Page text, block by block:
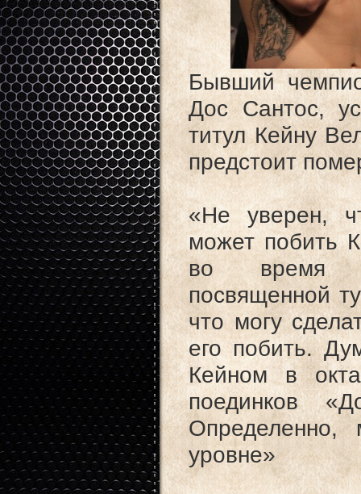
Бывший
Дос Сантос,
титул Кейну
предстоит
«Не уверен,
может побить
во время
посвященной
что могу
его побить.
Кейном в
поединков
уровне»